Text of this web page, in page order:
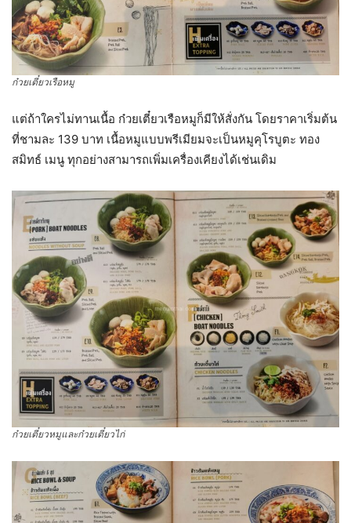
ก๋วยเตี๋ยวเรือหมู
แต่ถ้าใครไม่ทานเนื้อ ก๋วยเตี๋ยวเรือหมูก็มีให้สั่งกัน โดยราคาเริ่มต้น
ที่ชามละ 139 บาท เนื้อหมูแบบพรีเมียมจะเป็นหมูคุโรบูตะ ทอง
สมิทธ์ เมนู ทุกอย่างสามารถเพิ่มเครื่องเคียงได้เช่นเดิม
ก๋วยเตี๋ยวหมูและก๋วยเตี๋ยวไก่